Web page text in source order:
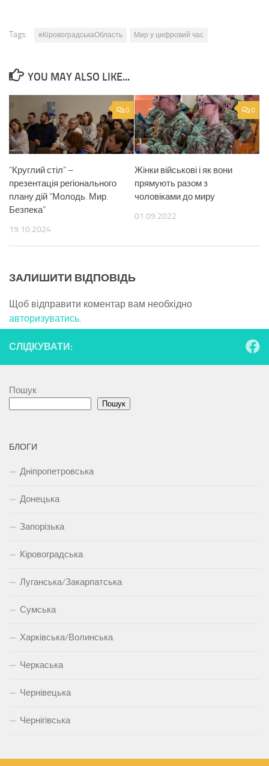
Tags: #КіровоградськаОбласть Мир у цифровий час
YOU MAY ALSO LIKE...
0
“Круглий стіл” –
презентація регіонального
плану дій “Молодь. Мир.
Безпека”
19.10.2024
0
Жінки військові і як вони
прямують разом з
чоловіками до миру
01.09.2022
ЗАЛИШИТИ ВІДПОВІДЬ
Щоб відправити коментар вам необхідно
авторизуватись.
СЛІДКУВАТИ:
Пошук
Пошук
БЛОГИ
Дніпропетровська
Донецька
Запорізька
Кіровоградська
Луганська/Закарпатська
Сумська
Харківська/Волинська
Черкаська
Чернівецька
Чернігівська